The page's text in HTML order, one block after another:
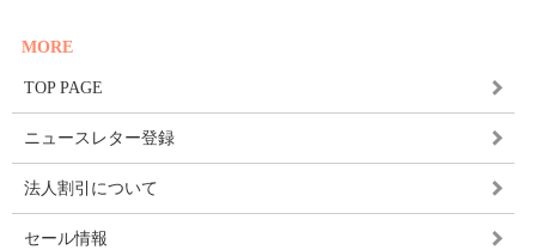
MORE
TOP PAGE
ニュースレター登録
法人割引について
セール情報